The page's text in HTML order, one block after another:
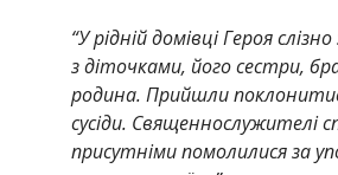
“У рідній домівці Героя
з діточками, його сестри,
родина. Прийшли
сусіди. Священнослужителі
присутніми помолилися за